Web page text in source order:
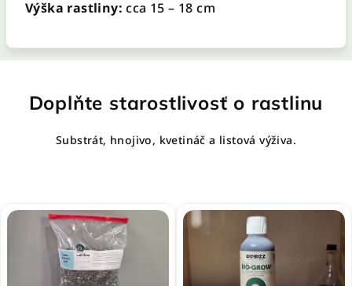
Výška rastliny: cca 15 – 18 cm
Doplňte starostlivosť o rastlinu
Substrát, hnojivo, kvetináč a listová výživa.